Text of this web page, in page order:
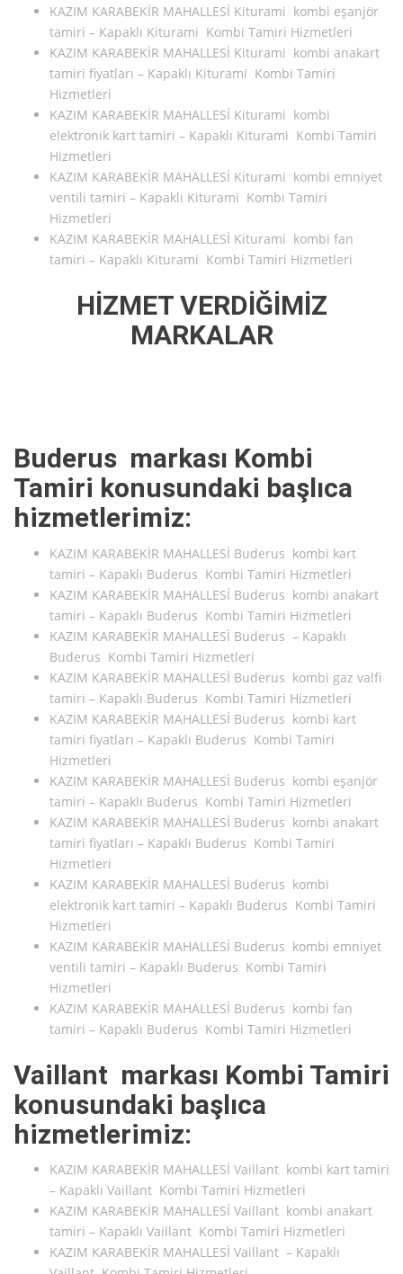
KAZIM KARABEKİR MAHALLESİ Kiturami kombi eşanjör
tamiri – Kapaklı Kiturami Kombi Tamiri Hizmetleri
KAZIM KARABEKİR MAHALLESİ Kiturami kombi anakart
tamiri fiyatları – Kapaklı Kiturami Kombi Tamiri
Hizmetleri
KAZIM KARABEKİR MAHALLESİ Kiturami kombi
elektronik kart tamiri – Kapaklı Kiturami Kombi Tamiri
Hizmetleri
KAZIM KARABEKİR MAHALLESİ Kiturami kombi emniyet
ventili tamiri – Kapaklı Kiturami Kombi Tamiri
Hizmetleri
KAZIM KARABEKİR MAHALLESİ Kiturami kombi fan
tamiri – Kapaklı Kiturami Kombi Tamiri Hizmetleri
HİZMET VERDİĞİMİZ
MARKALAR
Buderus markası Kombi
Tamiri konusundaki başlıca
hizmetlerimiz:
KAZIM KARABEKİR MAHALLESİ Buderus kombi kart
tamiri – Kapaklı Buderus Kombi Tamiri Hizmetleri
KAZIM KARABEKİR MAHALLESİ Buderus kombi anakart
tamiri – Kapaklı Buderus Kombi Tamiri Hizmetleri
KAZIM KARABEKİR MAHALLESİ Buderus – Kapaklı
Buderus Kombi Tamiri Hizmetleri
KAZIM KARABEKİR MAHALLESİ Buderus kombi gaz valfi
tamiri – Kapaklı Buderus Kombi Tamiri Hizmetleri
KAZIM KARABEKİR MAHALLESİ Buderus kombi kart
tamiri fiyatları – Kapaklı Buderus Kombi Tamiri
Hizmetleri
KAZIM KARABEKİR MAHALLESİ Buderus kombi eşanjör
tamiri – Kapaklı Buderus Kombi Tamiri Hizmetleri
KAZIM KARABEKİR MAHALLESİ Buderus kombi anakart
tamiri fiyatları – Kapaklı Buderus Kombi Tamiri
Hizmetleri
KAZIM KARABEKİR MAHALLESİ Buderus kombi
elektronik kart tamiri – Kapaklı Buderus Kombi Tamiri
Hizmetleri
KAZIM KARABEKİR MAHALLESİ Buderus kombi emniyet
ventili tamiri – Kapaklı Buderus Kombi Tamiri
Hizmetleri
KAZIM KARABEKİR MAHALLESİ Buderus kombi fan
tamiri – Kapaklı Buderus Kombi Tamiri Hizmetleri
Vaillant markası Kombi Tamiri
konusundaki başlıca
hizmetlerimiz:
KAZIM KARABEKİR MAHALLESİ Vaillant kombi kart tamiri
– Kapaklı Vaillant Kombi Tamiri Hizmetleri
KAZIM KARABEKİR MAHALLESİ Vaillant kombi anakart
tamiri – Kapaklı Vaillant Kombi Tamiri Hizmetleri
KAZIM KARABEKİR MAHALLESİ Vaillant – Kapaklı